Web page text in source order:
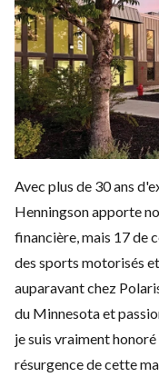
Avec plus de 30 ans
Henningson apporte
financière, mais 17 de
des sports motorisés
auparavant chez
du Minnesota et
je suis vraiment
résurgence de cette